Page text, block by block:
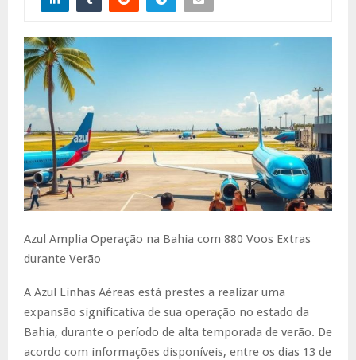
Azul Amplia Operação na Bahia com 880 Voos Extras
durante Verão
A Azul Linhas Aéreas está prestes a realizar uma
expansão significativa de sua operação no estado da
Bahia, durante o período de alta temporada de verão. De
acordo com informações disponíveis, entre os dias 13 de